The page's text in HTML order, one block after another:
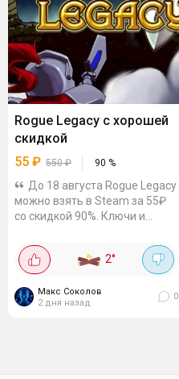
Rogue Legacy с хорошей
скидкой
55 ₽ 550₽ 90 %
До 18 августа Rogue Legacy
можно взять в Steam за 55₽
со скидкой 90%. Ключи и
Plati и GGSEL. Сложный
рогалайт, где после смерти
героя забег продолжает его...
2°
Макс Соколов
2 дня назад
0